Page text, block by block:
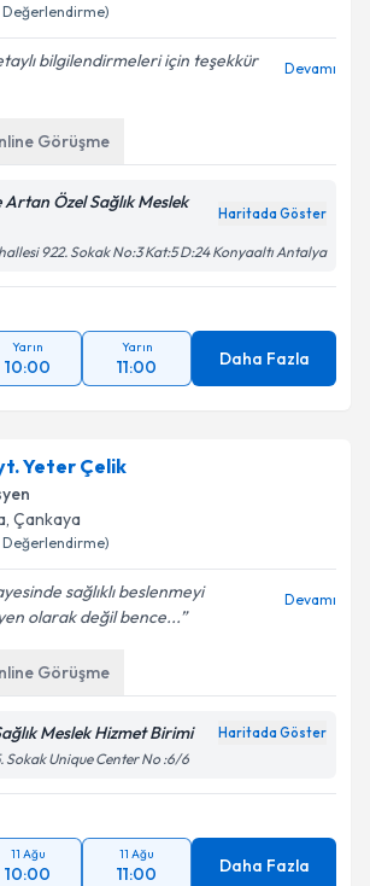
Değerlendirme)
bilgilendirmeleri için teşekkür
Devamı
Görüşme
Özel Sağlık Meslek
Haritada Göster
922. Sokak No:3 Kat:5 D:24 Konyaaltı Antalya
Yarın
10:00
Yarın
11:00 Daha Fazla
Yeter Çelik
, Çankaya
Değerlendirme)
sağlıklı beslenmeyi
olarak değil bence...
Devamı
Görüşme
Meslek Hizmet Birimi Haritada Göster
Sokak Unique Center No :6/6
11 Ağu
10:00
11 Ağu
11:00 Daha Fazla